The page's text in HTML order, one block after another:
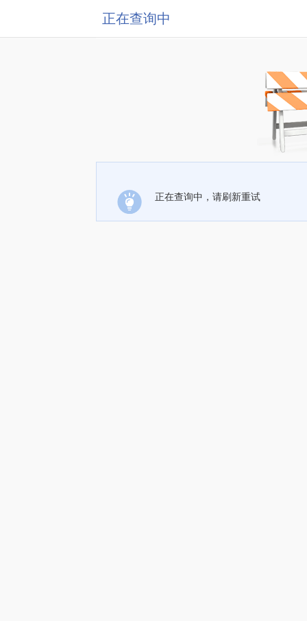
正在查询中
正在查询中，请刷新重试